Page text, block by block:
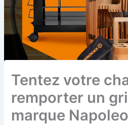
Tentez votre
remporter un
marque